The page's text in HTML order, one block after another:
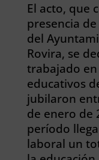
El acto, que
presencia
del
Rovira, se
trabajado
educativos
jubilaron
de enero de
período
laboral un